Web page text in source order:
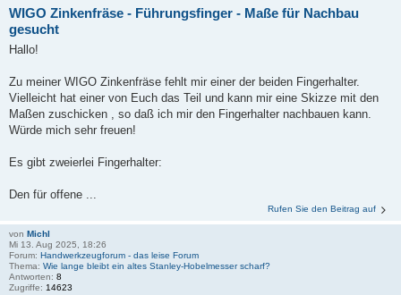
WIGO Zinkenfräse - Führungsfinger - Maße für Nachbau
gesucht
Hallo!
Zu meiner WIGO Zinkenfräse fehlt mir einer der beiden Fingerhalter.
Vielleicht hat einer von Euch das Teil und kann mir eine Skizze mit den
Maßen zuschicken , so daß ich mir den Fingerhalter nachbauen kann.
Würde mich sehr freuen!
Es gibt zweierlei Fingerhalter:
Den für offene ...
Rufen Sie den Beitrag auf
von Michl
Mi 13. Aug 2025, 18:26
Forum: Handwerkzeugforum - das leise Forum
Thema: Wie lange bleibt ein altes Stanley-Hobelmesser scharf?
Antworten: 8
Zugriffe: 14623